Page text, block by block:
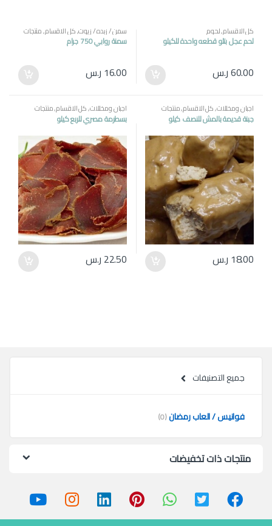
كل الاقسام,لحوم
لحم عجل بتلو قطعه واحدة للكيلو
60.00ر.س
سمن / زبده / زيوت,كل الاقسام,منتجات
مصرية
سمنة روابي 750 جرام
16.00 ر.س
اجبان ومخللات,كل الاقسام,منتجات
مصرية
جبنة قديمة بالمش للنصف كيلو
18.00 ر.س
اجبان ومخللات,كل الاقسام,منتجات
مصرية
بسطرمة مصري للربع كيلو
22.50 ر.س
جميع التصنيفات
فوانيس / العاب رمضان(0)
منتجات ذات تخفيضات